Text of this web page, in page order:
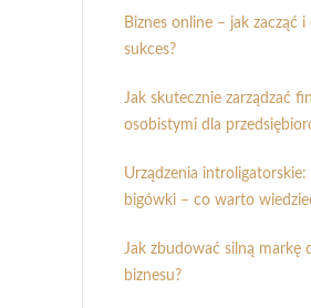
Biznes online – jak zacząć i
sukces?
Jak skutecznie zarządzać
osobistymi dla
Urządzenia
bigówki – co warto
Jak zbudować silną markę
biznesu?